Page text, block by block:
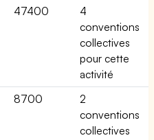
47400
4
conventions
collectives
pour cette
activité
8700
2
conventions
collectives